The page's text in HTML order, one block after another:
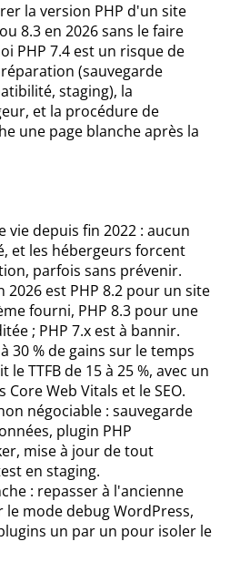
la version PHP d'un site
8.3 en 2026 sans le faire
PHP 7.4 est un risque de
(sauvegarde
staging), la
et la procédure de
une page blanche après la
vie depuis fin 2022 : aucun
et les hébergeurs forcent
parfois sans prévenir.
est PHP 8.2 pour un site
fourni, PHP 8.3 pour une
; PHP 7.x est à bannir.
30 % de gains sur le temps
TTFB de 15 à 25 %, avec un
Web Vitals et le SEO.
négociable : sauvegarde
plugin PHP
mise à jour de tout
en staging.
: repasser à l'ancienne
le mode debug WordPress,
un par un pour isoler le